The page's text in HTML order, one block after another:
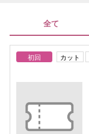
全て
初回 カット